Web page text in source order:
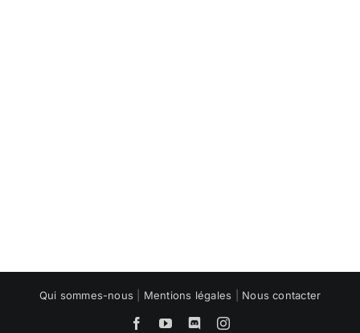
Qui sommes-nous Mentions légales Nous contacter
FacebookYouTubeDiscordInstagram